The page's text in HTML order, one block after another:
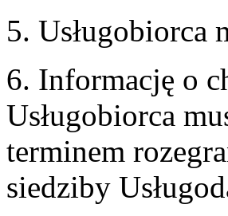
5. Usługobiorca
6. Informację o
Usługobiorca
terminem
siedziby